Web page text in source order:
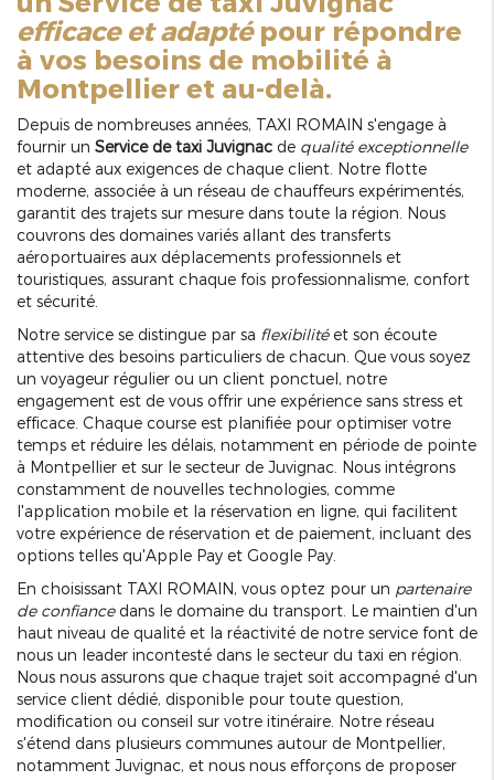
efficace et adaptépour répondre
à vos besoins de mobilité à
Montpellier et au-delà.
Depuis de nombreuses années, TAXI ROMAIN s'engage à
fournir un Service de taxi Juvignac de qualité exceptionnelle
et adapté aux exigences de chaque client. Notre flotte
moderne, associée à un réseau de chauffeurs expérimentés,
garantit des trajets sur mesure dans toute la région. Nous
couvrons des domaines variés allant des transferts
aéroportuaires aux déplacements professionnels et
touristiques, assurant chaque fois professionnalisme, confort
et sécurité.
Notre service se distingue par sa flexibilitéet son écoute
attentive des besoins particuliers de chacun. Que vous soyez
un voyageur régulier ou un client ponctuel, notre
engagement est de vous offrir une expérience sans stress et
efficace. Chaque course est planifiée pour optimiser votre
temps et réduire les délais, notamment en période de pointe
à Montpellier et sur le secteur de Juvignac. Nous intégrons
constamment de nouvelles technologies, comme
l'application mobile et la réservation en ligne, qui facilitent
votre expérience de réservation et de paiement, incluant des
options telles qu'Apple Pay et Google Pay.
En choisissant TAXI ROMAIN, vous optez pour un partenaire
de confiancedans le domaine du transport. Le maintien d'un
haut niveau de qualité et la réactivité de notre service font de
nous un leader incontesté dans le secteur du taxi en région.
Nous nous assurons que chaque trajet soit accompagné d'un
service client dédié, disponible pour toute question,
modification ou conseil sur votre itinéraire. Notre réseau
s'étend dans plusieurs communes autour de Montpellier,
notamment Juvignac, et nous nous efforçons de proposer